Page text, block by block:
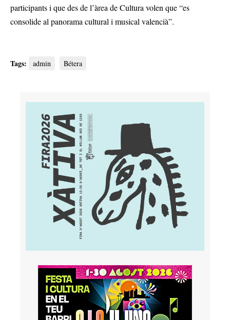
participants i que des de l’àrea de Cultura volen que “es
consolide al panorama cultural i musical valencià”.
Tags: admin Bétera